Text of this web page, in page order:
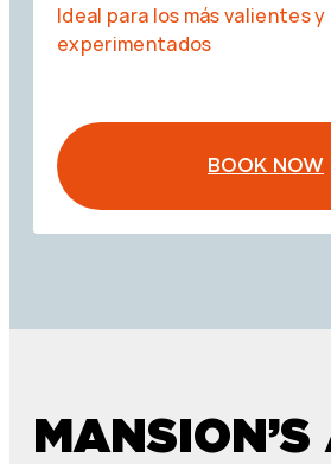
Ideal para los más valientes y
experimentados
BOOK NOW